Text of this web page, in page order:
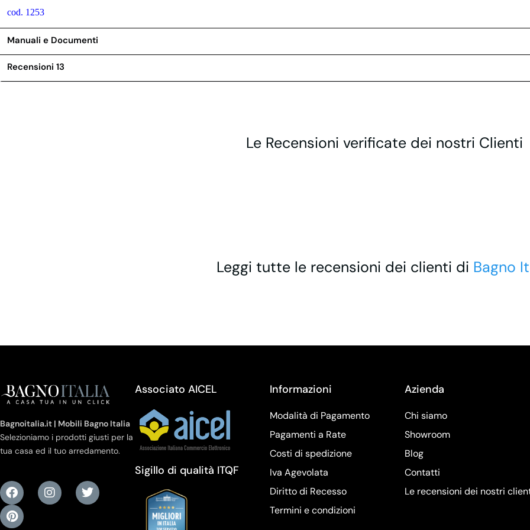
cod. 1253
Manuali e Documenti
Recensioni 13
Le Recensioni verificate dei nostri Clienti
Leggi tutte le recensioni dei clienti di Bagno
Bagnoitalia.it | Mobili Bagno Italia
Selezioniamo i prodotti giusti per la
tua casa ed il tuo arredamento.
Associato AICEL
Sigillo di qualità ITQF
Informazioni
Modalità di Pagamento
Pagamenti a Rate
Costi di spedizione
Iva Agevolata
Diritto di Recesso
Termini e condizioni
Azienda
Chi siamo
Showroom
Blog
Contatti
Le recensioni dei nostri